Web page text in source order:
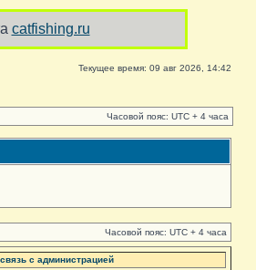
catfishing.ru
Текущее время: 09 авг 2026, 14:42
Часовой пояс: UTC + 4 часа
Часовой пояс: UTC + 4 часа
с администрацией